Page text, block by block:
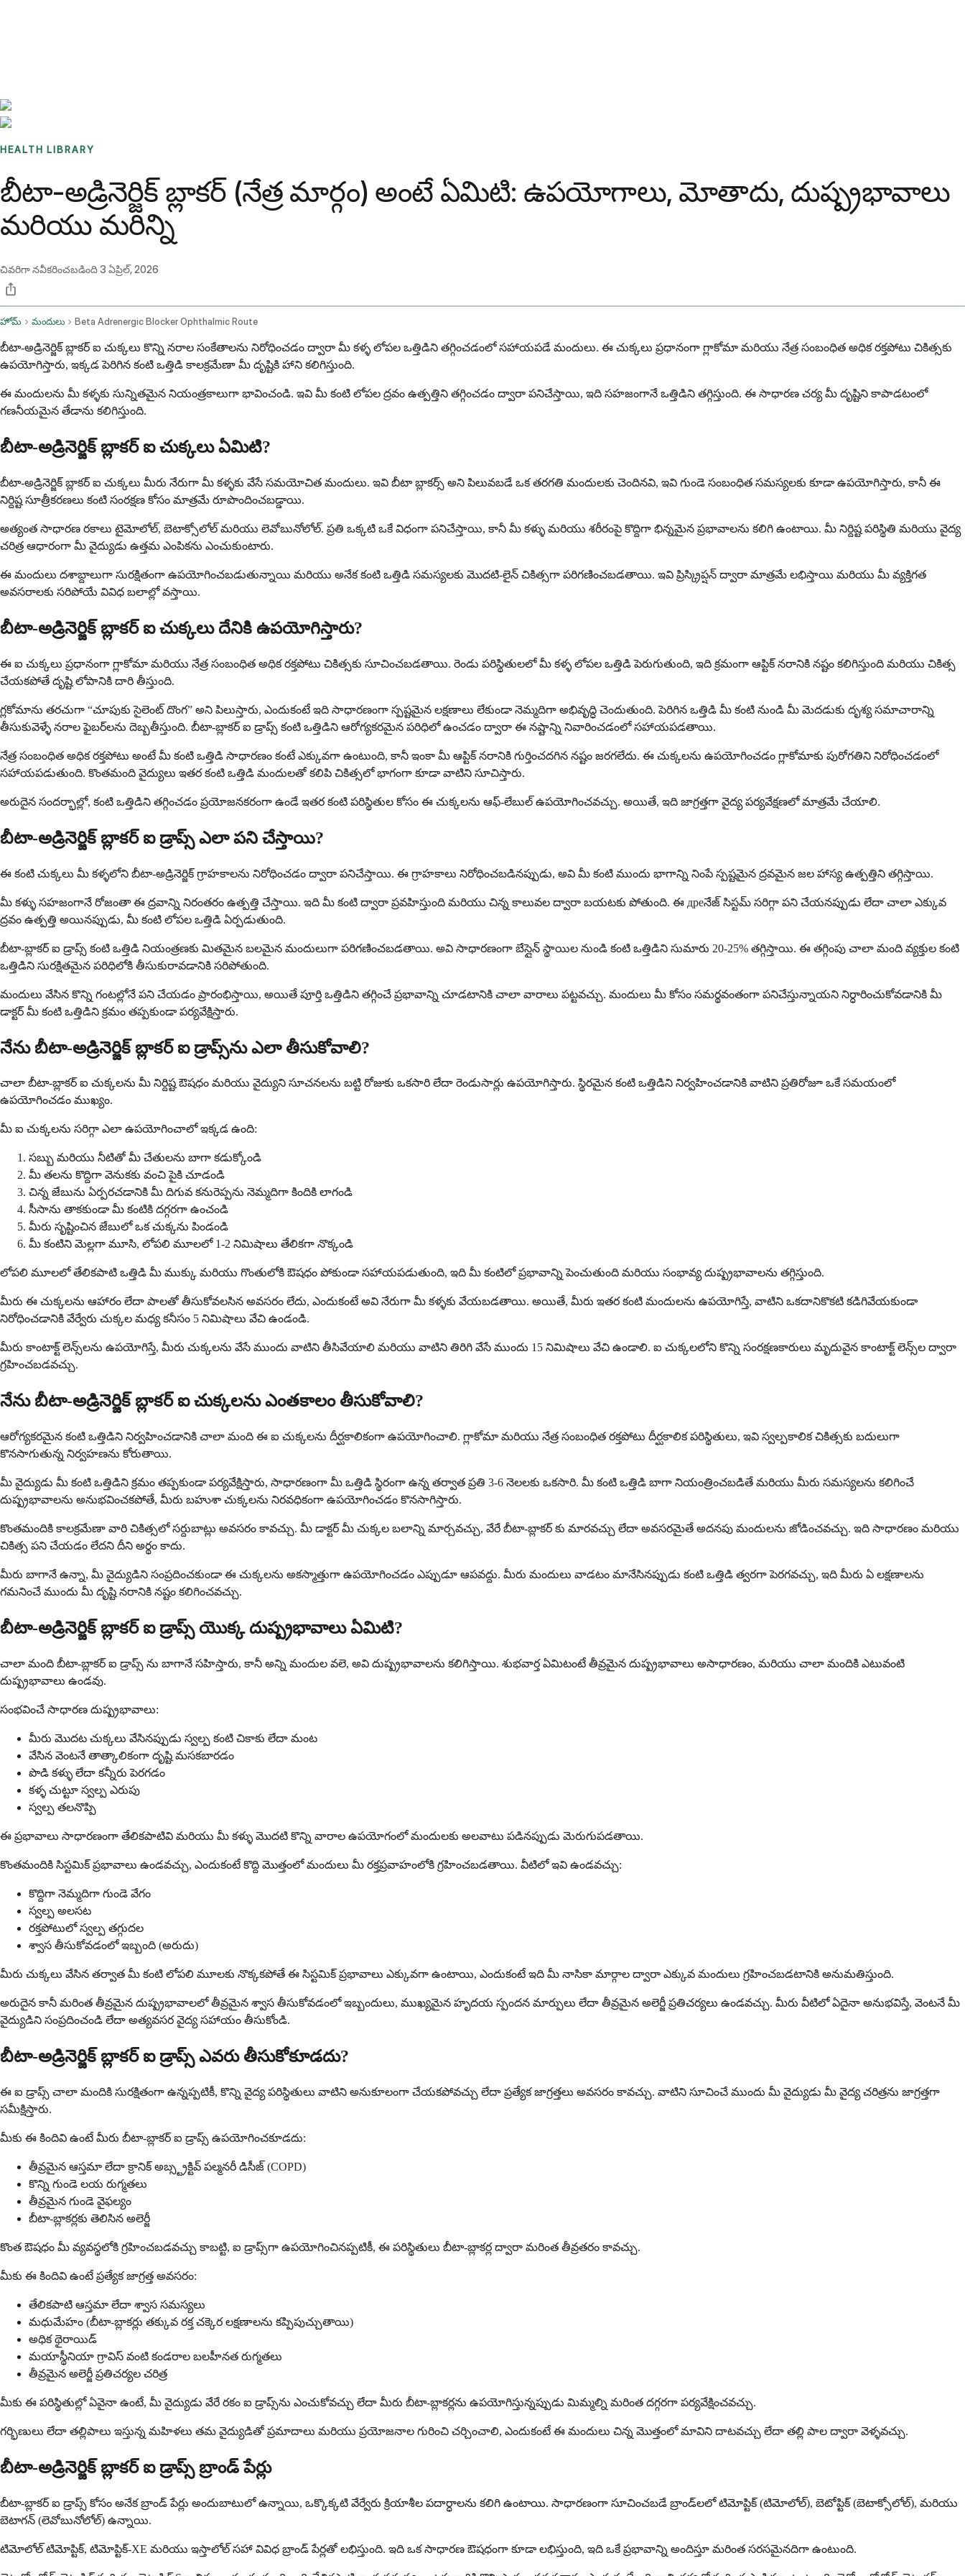
HEALTH LIBRARY
బీటా-అడ్రినెర్జిక్ బ్లాకర్ (నేత్ర మార్గం) అంటే ఏమిటి: ఉపయోగాలు, మోతాదు, దుష్ప్రభావాలు
మరియు మరిన్ని
చివరిగా నవీకరించబడింది3 ఏప్రిల్, 2026
హోమ్ మందులు Beta Adrenergic Blocker Ophthalmic Route
బీటా-అడ్రినెర్జిక్ బ్లాకర్ ఐ చుక్కలు కొన్ని నరాల సంకేతాలను నిరోధించడం ద్వారా మీ కళ్ళ లోపల ఒత్తిడిని తగ్గించడంలో సహాయపడే మందులు. ఈ చుక్కలు ప్రధానంగా గ్లాకోమా మరియు నేత్ర సంబంధిత అధిక రక్తపోటు చికిత్సకు
ఉపయోగిస్తారు, ఇక్కడ పెరిగిన కంటి ఒత్తిడి కాలక్రమేణా మీ దృష్టికి హాని కలిగిస్తుంది.
ఈ మందులను మీ కళ్ళకు సున్నితమైన నియంత్రకాలుగా భావించండి. ఇవి మీ కంటి లోపల ద్రవం ఉత్పత్తిని తగ్గించడం ద్వారా పనిచేస్తాయి, ఇది సహజంగానే ఒత్తిడిని తగ్గిస్తుంది. ఈ సాధారణ చర్య మీ దృష్టిని కాపాడటంలో
గణనీయమైన తేడాను కలిగిస్తుంది.
బీటా-అడ్రినెర్జిక్ బ్లాకర్ ఐ చుక్కలు ఏమిటి?
బీటా-అడ్రినెర్జిక్ బ్లాకర్ ఐ చుక్కలు మీరు నేరుగా మీ కళ్ళకు వేసే సమయోచిత మందులు. ఇవి బీటా బ్లాకర్స్ అని పిలువబడే ఒక తరగతి మందులకు చెందినవి, ఇవి గుండె సంబంధిత సమస్యలకు కూడా ఉపయోగిస్తారు, కానీ ఈ
నిర్దిష్ట సూత్రీకరణలు కంటి సంరక్షణ కోసం మాత్రమే రూపొందించబడ్డాయి.
అత్యంత సాధారణ రకాలు టైమోలోల్, బెటాక్సోలోల్ మరియు లెవోబునోలోల్. ప్రతి ఒక్కటి ఒకే విధంగా పనిచేస్తాయి, కానీ మీ కళ్ళు మరియు శరీరంపై కొద్దిగా భిన్నమైన ప్రభావాలను కలిగి ఉంటాయి. మీ నిర్దిష్ట పరిస్థితి మరియు వైద్య
చరిత్ర ఆధారంగా మీ వైద్యుడు ఉత్తమ ఎంపికను ఎంచుకుంటారు.
ఈ మందులు దశాబ్దాలుగా సురక్షితంగా ఉపయోగించబడుతున్నాయి మరియు అనేక కంటి ఒత్తిడి సమస్యలకు మొదటి-లైన్ చికిత్సగా పరిగణించబడతాయి. ఇవి ప్రిస్క్రిప్షన్ ద్వారా మాత్రమే లభిస్తాయి మరియు మీ వ్యక్తిగత
అవసరాలకు సరిపోయే వివిధ బలాల్లో వస్తాయి.
బీటా-అడ్రినెర్జిక్ బ్లాకర్ ఐ చుక్కలు దేనికి ఉపయోగిస్తారు?
ఈ ఐ చుక్కలు ప్రధానంగా గ్లాకోమా మరియు నేత్ర సంబంధిత అధిక రక్తపోటు చికిత్సకు సూచించబడతాయి. రెండు పరిస్థితులలో మీ కళ్ళ లోపల ఒత్తిడి పెరుగుతుంది, ఇది క్రమంగా ఆప్టిక్ నరానికి నష్టం కలిగిస్తుంది మరియు చికిత్స
చేయకపోతే దృష్టి లోపానికి దారి తీస్తుంది.
గ్లకోమాను తరచుగా “చూపుకు సైలెంట్ దొంగ” అని పిలుస్తారు, ఎందుకంటే ఇది సాధారణంగా స్పష్టమైన లక్షణాలు లేకుండా నెమ్మదిగా అభివృద్ధి చెందుతుంది. పెరిగిన ఒత్తిడి మీ కంటి నుండి మీ మెదడుకు దృశ్య సమాచారాన్ని
తీసుకువెళ్ళే నరాల ఫైబర్‌లను దెబ్బతీస్తుంది. బీటా-బ్లాకర్ ఐ డ్రాప్స్ కంటి ఒత్తిడిని ఆరోగ్యకరమైన పరిధిలో ఉంచడం ద్వారా ఈ నష్టాన్ని నివారించడంలో సహాయపడతాయి.
నేత్ర సంబంధిత అధిక రక్తపోటు అంటే మీ కంటి ఒత్తిడి సాధారణం కంటే ఎక్కువగా ఉంటుంది, కానీ ఇంకా మీ ఆప్టిక్ నరానికి గుర్తించదగిన నష్టం జరగలేదు. ఈ చుక్కలను ఉపయోగించడం గ్లాకోమాకు పురోగతిని నిరోధించడంలో
సహాయపడుతుంది. కొంతమంది వైద్యులు ఇతర కంటి ఒత్తిడి మందులతో కలిపి చికిత్సలో భాగంగా కూడా వాటిని సూచిస్తారు.
అరుదైన సందర్భాల్లో, కంటి ఒత్తిడిని తగ్గించడం ప్రయోజనకరంగా ఉండే ఇతర కంటి పరిస్థితుల కోసం ఈ చుక్కలను ఆఫ్-లేబుల్ ఉపయోగించవచ్చు. అయితే, ఇది జాగ్రత్తగా వైద్య పర్యవేక్షణలో మాత్రమే చేయాలి.
బీటా-అడ్రినెర్జిక్ బ్లాకర్ ఐ డ్రాప్స్ ఎలా పని చేస్తాయి?
ఈ కంటి చుక్కలు మీ కళ్ళలోని బీటా-అడ్రినెర్జిక్ గ్రాహకాలను నిరోధించడం ద్వారా పనిచేస్తాయి. ఈ గ్రాహకాలు నిరోధించబడినప్పుడు, అవి మీ కంటి ముందు భాగాన్ని నింపే స్పష్టమైన ద్రవమైన జల హాస్య ఉత్పత్తిని తగ్గిస్తాయి.
మీ కళ్ళు సహజంగానే రోజంతా ఈ ద్రవాన్ని నిరంతరం ఉత్పత్తి చేస్తాయి. ఇది మీ కంటి ద్వారా ప్రవహిస్తుంది మరియు చిన్న కాలువల ద్వారా బయటకు పోతుంది. ఈ дреనేజ్ సిస్టమ్ సరిగ్గా పని చేయనప్పుడు లేదా చాలా ఎక్కువ
ద్రవం ఉత్పత్తి అయినప్పుడు, మీ కంటి లోపల ఒత్తిడి ఏర్పడుతుంది.
బీటా-బ్లాకర్ ఐ డ్రాప్స్ కంటి ఒత్తిడి నియంత్రణకు మితమైన బలమైన మందులుగా పరిగణించబడతాయి. అవి సాధారణంగా బేస్లైన్ స్థాయిల నుండి కంటి ఒత్తిడిని సుమారు 20-25% తగ్గిస్తాయి. ఈ తగ్గింపు చాలా మంది వ్యక్తుల కంటి
ఒత్తిడిని సురక్షితమైన పరిధిలోకి తీసుకురావడానికి సరిపోతుంది.
మందులు వేసిన కొన్ని గంటల్లోనే పని చేయడం ప్రారంభిస్తాయి, అయితే పూర్తి ఒత్తిడిని తగ్గించే ప్రభావాన్ని చూడటానికి చాలా వారాలు పట్టవచ్చు. మందులు మీ కోసం సమర్థవంతంగా పనిచేస్తున్నాయని నిర్ధారించుకోవడానికి మీ
డాక్టర్ మీ కంటి ఒత్తిడిని క్రమం తప్పకుండా పర్యవేక్షిస్తారు.
నేను బీటా-అడ్రినెర్జిక్ బ్లాకర్ ఐ డ్రాప్స్‌ను ఎలా తీసుకోవాలి?
చాలా బీటా-బ్లాకర్ ఐ చుక్కలను మీ నిర్దిష్ట ఔషధం మరియు వైద్యుని సూచనలను బట్టి రోజుకు ఒకసారి లేదా రెండుసార్లు ఉపయోగిస్తారు. స్థిరమైన కంటి ఒత్తిడిని నిర్వహించడానికి వాటిని ప్రతిరోజూ ఒకే సమయంలో
ఉపయోగించడం ముఖ్యం.
మీ ఐ చుక్కలను సరిగ్గా ఎలా ఉపయోగించాలో ఇక్కడ ఉంది:
సబ్బు మరియు నీటితో మీ చేతులను బాగా కడుక్కోండి
మీ తలను కొద్దిగా వెనుకకు వంచి పైకి చూడండి
చిన్న జేబును ఏర్పరచడానికి మీ దిగువ కనురెప్పను నెమ్మదిగా కిందికి లాగండి
సీసాను తాకకుండా మీ కంటికి దగ్గరగా ఉంచండి
మీరు సృష్టించిన జేబులో ఒక చుక్కను పిండండి
మీ కంటిని మెల్లగా మూసి, లోపలి మూలలో 1-2 నిమిషాలు తేలికగా నొక్కండి
లోపలి మూలలో తేలికపాటి ఒత్తిడి మీ ముక్కు మరియు గొంతులోకి ఔషధం పోకుండా సహాయపడుతుంది, ఇది మీ కంటిలో ప్రభావాన్ని పెంచుతుంది మరియు సంభావ్య దుష్ప్రభావాలను తగ్గిస్తుంది.
మీరు ఈ చుక్కలను ఆహారం లేదా పాలతో తీసుకోవలసిన అవసరం లేదు, ఎందుకంటే అవి నేరుగా మీ కళ్ళకు వేయబడతాయి. అయితే, మీరు ఇతర కంటి మందులను ఉపయోగిస్తే, వాటిని ఒకదానికొకటి కడిగివేయకుండా
నిరోధించడానికి వేర్వేరు చుక్కల మధ్య కనీసం 5 నిమిషాలు వేచి ఉండండి.
మీరు కాంటాక్ట్ లెన్స్‌లను ఉపయోగిస్తే, మీరు చుక్కలను వేసే ముందు వాటిని తీసివేయాలి మరియు వాటిని తిరిగి వేసే ముందు 15 నిమిషాలు వేచి ఉండాలి. ఐ చుక్కలలోని కొన్ని సంరక్షణకారులు మృదువైన కాంటాక్ట్ లెన్స్‌ల ద్వారా
గ్రహించబడవచ్చు.
నేను బీటా-అడ్రినెర్జిక్ బ్లాకర్ ఐ చుక్కలను ఎంతకాలం తీసుకోవాలి?
ఆరోగ్యకరమైన కంటి ఒత్తిడిని నిర్వహించడానికి చాలా మంది ఈ ఐ చుక్కలను దీర్ఘకాలికంగా ఉపయోగించాలి. గ్లాకోమా మరియు నేత్ర సంబంధిత రక్తపోటు దీర్ఘకాలిక పరిస్థితులు, ఇవి స్వల్పకాలిక చికిత్సకు బదులుగా
కొనసాగుతున్న నిర్వహణను కోరుతాయి.
మీ వైద్యుడు మీ కంటి ఒత్తిడిని క్రమం తప్పకుండా పర్యవేక్షిస్తారు, సాధారణంగా మీ ఒత్తిడి స్థిరంగా ఉన్న తర్వాత ప్రతి 3-6 నెలలకు ఒకసారి. మీ కంటి ఒత్తిడి బాగా నియంత్రించబడితే మరియు మీరు సమస్యలను కలిగించే
దుష్ప్రభావాలను అనుభవించకపోతే, మీరు బహుశా చుక్కలను నిరవధికంగా ఉపయోగించడం కొనసాగిస్తారు.
కొంతమందికి కాలక్రమేణా వారి చికిత్సలో సర్దుబాట్లు అవసరం కావచ్చు. మీ డాక్టర్ మీ చుక్కల బలాన్ని మార్చవచ్చు, వేరే బీటా-బ్లాకర్ కు మారవచ్చు లేదా అవసరమైతే అదనపు మందులను జోడించవచ్చు. ఇది సాధారణం మరియు
చికిత్స పని చేయడం లేదని దీని అర్థం కాదు.
మీరు బాగానే ఉన్నా, మీ వైద్యుడిని సంప్రదించకుండా ఈ చుక్కలను అకస్మాత్తుగా ఉపయోగించడం ఎప్పుడూ ఆపవద్దు. మీరు మందులు వాడటం మానేసినప్పుడు కంటి ఒత్తిడి త్వరగా పెరగవచ్చు, ఇది మీరు ఏ లక్షణాలను
గమనించే ముందు మీ దృష్టి నరానికి నష్టం కలిగించవచ్చు.
బీటా-అడ్రినెర్జిక్ బ్లాకర్ ఐ డ్రాప్స్ యొక్క దుష్ప్రభావాలు ఏమిటి?
చాలా మంది బీటా-బ్లాకర్ ఐ డ్రాప్స్ ను బాగానే సహిస్తారు, కానీ అన్ని మందుల వలె, అవి దుష్ప్రభావాలను కలిగిస్తాయి. శుభవార్త ఏమిటంటే తీవ్రమైన దుష్ప్రభావాలు అసాధారణం, మరియు చాలా మందికి ఎటువంటి
దుష్ప్రభావాలు ఉండవు.
సంభవించే సాధారణ దుష్ప్రభావాలు:
మీరు మొదట చుక్కలు వేసినప్పుడు స్వల్ప కంటి చికాకు లేదా మంట
వేసిన వెంటనే తాత్కాలికంగా దృష్టి మసకబారడం
పొడి కళ్ళు లేదా కన్నీరు పెరగడం
కళ్ళ చుట్టూ స్వల్ప ఎరుపు
స్వల్ప తలనొప్పి
ఈ ప్రభావాలు సాధారణంగా తేలికపాటివి మరియు మీ కళ్ళు మొదటి కొన్ని వారాల ఉపయోగంలో మందులకు అలవాటు పడినప్పుడు మెరుగుపడతాయి.
కొంతమందికి సిస్టమిక్ ప్రభావాలు ఉండవచ్చు, ఎందుకంటే కొద్ది మొత్తంలో మందులు మీ రక్తప్రవాహంలోకి గ్రహించబడతాయి. వీటిలో ఇవి ఉండవచ్చు:
కొద్దిగా నెమ్మదిగా గుండె వేగం
స్వల్ప అలసట
రక్తపోటులో స్వల్ప తగ్గుదల
శ్వాస తీసుకోవడంలో ఇబ్బంది (అరుదు)
మీరు చుక్కలు వేసిన తర్వాత మీ కంటి లోపలి మూలకు నొక్కకపోతే ఈ సిస్టమిక్ ప్రభావాలు ఎక్కువగా ఉంటాయి, ఎందుకంటే ఇది మీ నాసికా మార్గాల ద్వారా ఎక్కువ మందులు గ్రహించబడటానికి అనుమతిస్తుంది.
అరుదైన కానీ మరింత తీవ్రమైన దుష్ప్రభావాలలో తీవ్రమైన శ్వాస తీసుకోవడంలో ఇబ్బందులు, ముఖ్యమైన హృదయ స్పందన మార్పులు లేదా తీవ్రమైన అలెర్జీ ప్రతిచర్యలు ఉండవచ్చు. మీరు వీటిలో ఏదైనా అనుభవిస్తే, వెంటనే మీ
వైద్యుడిని సంప్రదించండి లేదా అత్యవసర వైద్య సహాయం తీసుకోండి.
బీటా-అడ్రినెర్జిక్ బ్లాకర్ ఐ డ్రాప్స్ ఎవరు తీసుకోకూడదు?
ఈ ఐ డ్రాప్స్ చాలా మందికి సురక్షితంగా ఉన్నప్పటికీ, కొన్ని వైద్య పరిస్థితులు వాటిని అనుకూలంగా చేయకపోవచ్చు లేదా ప్రత్యేక జాగ్రత్తలు అవసరం కావచ్చు. వాటిని సూచించే ముందు మీ వైద్యుడు మీ వైద్య చరిత్రను జాగ్రత్తగా
సమీక్షిస్తారు.
మీకు ఈ కిందివి ఉంటే మీరు బీటా-బ్లాకర్ ఐ డ్రాప్స్ ఉపయోగించకూడదు:
తీవ్రమైన ఆస్తమా లేదా క్రానిక్ అబ్స్ట్రక్టివ్ పల్మనరీ డిసీజ్ (COPD)
కొన్ని గుండె లయ రుగ్మతలు
తీవ్రమైన గుండె వైఫల్యం
బీటా-బ్లాకర్లకు తెలిసిన అలెర్జీ
కొంత ఔషధం మీ వ్యవస్థలోకి గ్రహించబడవచ్చు కాబట్టి, ఐ డ్రాప్స్‌గా ఉపయోగించినప్పటికీ, ఈ పరిస్థితులు బీటా-బ్లాకర్ల ద్వారా మరింత తీవ్రతరం కావచ్చు.
మీకు ఈ కిందివి ఉంటే ప్రత్యేక జాగ్రత్త అవసరం:
తేలికపాటి ఆస్తమా లేదా శ్వాస సమస్యలు
మధుమేహం (బీటా-బ్లాకర్లు తక్కువ రక్త చక్కెర లక్షణాలను కప్పిపుచ్చుతాయి)
అధిక థైరాయిడ్
మయాస్థీనియా గ్రావిస్ వంటి కండరాల బలహీనత రుగ్మతలు
తీవ్రమైన అలెర్జీ ప్రతిచర్యల చరిత్ర
మీకు ఈ పరిస్థితుల్లో ఏవైనా ఉంటే, మీ వైద్యుడు వేరే రకం ఐ డ్రాప్స్‌ను ఎంచుకోవచ్చు లేదా మీరు బీటా-బ్లాకర్లను ఉపయోగిస్తున్నప్పుడు మిమ్మల్ని మరింత దగ్గరగా పర్యవేక్షించవచ్చు.
గర్భిణులు లేదా తల్లిపాలు ఇస్తున్న మహిళలు తమ వైద్యుడితో ప్రమాదాలు మరియు ప్రయోజనాల గురించి చర్చించాలి, ఎందుకంటే ఈ మందులు చిన్న మొత్తంలో మావిని దాటవచ్చు లేదా తల్లి పాల ద్వారా వెళ్ళవచ్చు.
బీటా-అడ్రినెర్జిక్ బ్లాకర్ ఐ డ్రాప్స్ బ్రాండ్ పేర్లు
బీటా-బ్లాకర్ ఐ డ్రాప్స్ కోసం అనేక బ్రాండ్ పేర్లు అందుబాటులో ఉన్నాయి, ఒక్కొక్కటి వేర్వేరు క్రియాశీల పదార్ధాలను కలిగి ఉంటాయి. సాధారణంగా సూచించబడే బ్రాండ్‌లలో టిమోప్టిక్ (టిమోలోల్), బెటోప్టిక్ (బెటాక్సోలోల్), మరియు
బెటాగన్ (లెవోబునోలోల్) ఉన్నాయి.
టిమోలోల్ టిమోప్టిక్, టిమోప్టిక్-XE మరియు ఇస్తాలోల్ సహా వివిధ బ్రాండ్ పేర్లతో లభిస్తుంది. ఇది ఒక సాధారణ ఔషధంగా కూడా లభిస్తుంది, ఇది ఒకే ప్రభావాన్ని అందిస్తూ మరింత సరసమైనదిగా ఉంటుంది.